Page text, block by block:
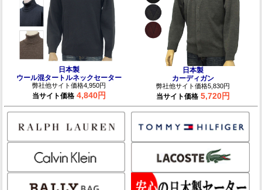
日本製
ウール混タートルネックセーター
弊社他サイト価格4,950円
当サイト価格 4,840円
日本製
カーディガン
弊社他サイト価格5,830円
当サイト価格 5,720円